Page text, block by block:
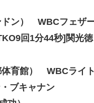
ン） WBCフェザ
回1分44秒]関光徳
育館） WBCライ
ブキャナン